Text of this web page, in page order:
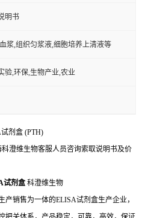
明书
浆,组织匀浆液,细胞培养上清液等
验,环保,生物产业,农业
剂盒 (PTH)
澄维生物客服人员咨询索取说明书及价
试剂盒 科澄维生物
产销售为一体的ELISA试剂盒生产企业，